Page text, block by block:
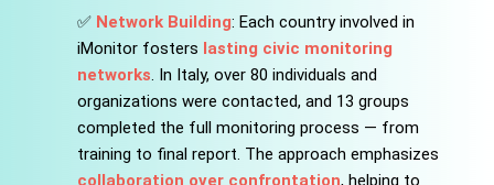
✅ Network Building: Each country involved in
iMonitor fosters lasting civic monitoring
networks. In Italy, over 80 individuals and
organizations were contacted, and 13 groups
completed the full monitoring process — from
training to final report. The approach emphasizes
collaboration over confrontation, helping to